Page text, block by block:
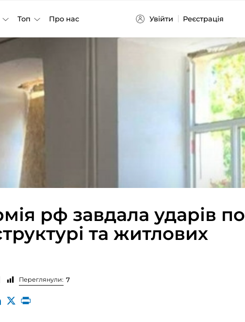
Топ Про нас Увійти Реєстрація
рф завдала ударів по
та житлових
Переглянули: 7